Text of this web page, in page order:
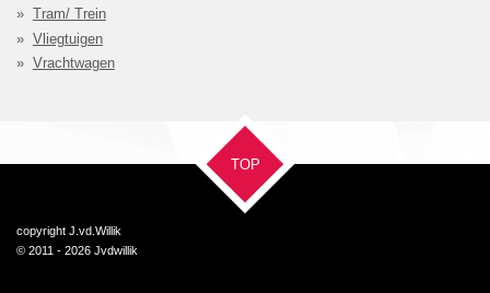
Tram/ Trein
Vliegtuigen
Vrachtwagen
TOP
copyright J.vd.Willik
© 2011 - 2026 Jvdwillik